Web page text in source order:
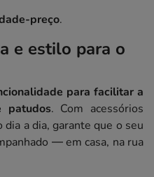
preço.
e estilo para o
para facilitar a
patudos. Com acessórios
a dia, garante que o seu
— em casa, na rua